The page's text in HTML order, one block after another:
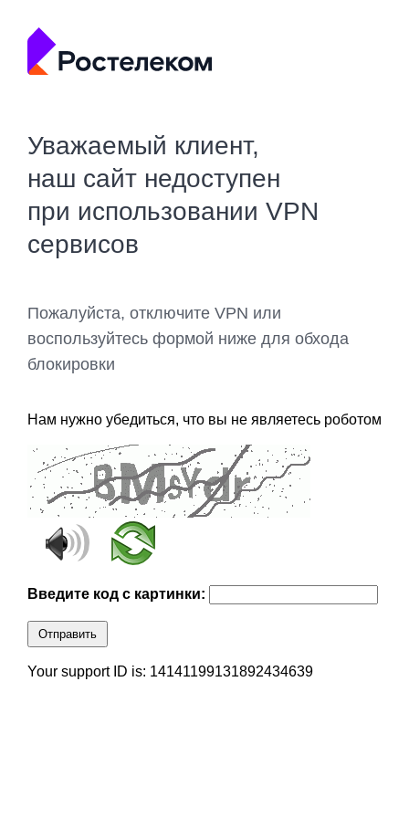
Уважаемый клиент,
наш сайт недоступен
при использовании VPN
сервисов
Пожалуйста, отключите VPN или
воспользуйтесь формой ниже для обхода
блокировки
Нам нужно убедиться, что вы не являетесь роботом
Введите код с картинки:
Отправить
Your support ID is: 14141199131892434639